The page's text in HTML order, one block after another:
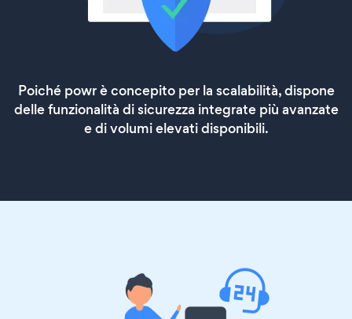
Poiché powr è concepito per la scalabilità, dispone
delle funzionalità di sicurezza integrate più avanzate
e di volumi elevati disponibili.